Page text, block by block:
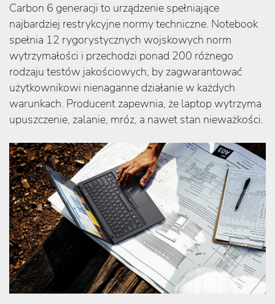
Carbon 6 generacji to urządzenie spełniające
najbardziej restrykcyjne normy techniczne. Notebook
spełnia 12 rygorystycznych wojskowych norm
wytrzymałości i przechodzi ponad 200 różnego
rodzaju testów jakościowych, by zagwarantować
użytkownikowi nienaganne działanie w każdych
warunkach. Producent zapewnia, że laptop wytrzyma
upuszczenie, zalanie, mróz, a nawet stan nieważkości.